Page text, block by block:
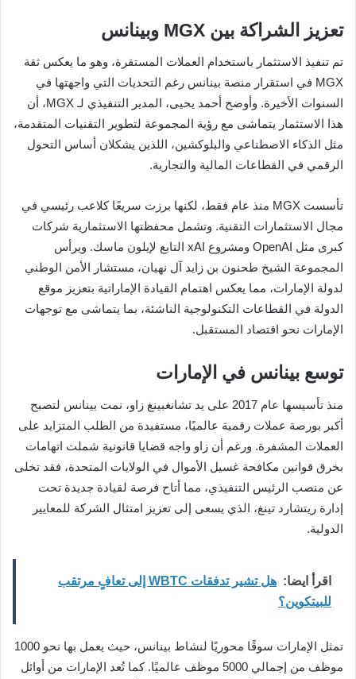
تعزيز الشراكة بين MGX وبينانس
تم تنفيذ الاستثمار باستخدام العملات المستقرة، وهو ما يعكس ثقة
MGX في استقرار منصة بينانس رغم التحديات التي واجهتها في
السنوات الأخيرة. وأوضح أحمد يحيى، المدير التنفيذي لـ MGX، أن
هذا الاستثمار يتماشى مع رؤية المجموعة لتطوير التقنيات المتقدمة،
مثل الذكاء الاصطناعي والبلوكشين، اللذين يشكلان أساس التحول
الرقمي في القطاعات المالية والتجارية.
تأسست MGX منذ عام فقط، لكنها برزت سريعًا كلاعب رئيسي في
مجال الاستثمارات التقنية. وتشمل محفظتها الاستثمارية شركات
كبرى مثل OpenAI ومشروع xAI التابع لإيلون ماسك. ويرأس
المجموعة الشيخ طحنون بن زايد آل نهيان، مستشار الأمن الوطني
لدولة الإمارات، مما يعكس اهتمام القيادة الإماراتية بتعزيز موقع
الدولة في القطاعات التكنولوجية الناشئة، بما يتماشى مع توجهات
الإمارات نحو اقتصاد المستقبل.
توسع بينانس في الإمارات
منذ تأسيسها عام 2017 على يد تشانغبينغ زاو، نمت بينانس لتصبح
أكبر بورصة عملات رقمية عالميًا، مستفيدة من الطلب المتزايد على
العملات المشفرة. ورغم أن زاو واجه قضايا قانونية شملت اتهامات
بخرق قوانين مكافحة غسيل الأموال في الولايات المتحدة، فقد تخلى
عن منصب الرئيس التنفيذي، مما أتاح فرصة لقيادة جديدة تحت
إدارة ريتشارد تينغ، الذي يسعى إلى تعزيز امتثال الشركة للمعايير
الدولية.
اقرأ ايضا:
هل تشير تدفقات WBTC إلى تعافٍ مرتقب
للبيتكوين؟
تمثل الإمارات سوقًا محوريًا لنشاط بينانس، حيث يعمل بها نحو 1000
موظف من إجمالي 5000 موظف عالميًا. كما تُعد الإمارات من أوائل